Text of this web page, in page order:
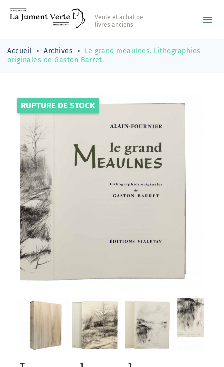
Vente et achat de
livres anciens
menu
Accueil Archives
Le grand meaulnes. Lithographies
originales de Gaston Barret.
RUPTURE DE STOCK